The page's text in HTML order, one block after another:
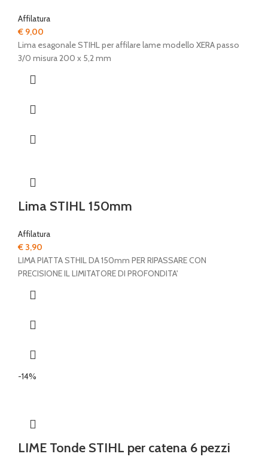
Affilatura
€ 9,00
Lima esagonale STIHL per affilare lame modello XERA passo
3/0 misura 200 x 5,2 mm
Lima STIHL 150mm
Affilatura
€ 3,90
LIMA PIATTA STHIL DA 150mm PER RIPASSARE CON
PRECISIONE IL LIMITATORE DI PROFONDITA'
-14%
LIME Tonde STIHL per catena 6 pezzi